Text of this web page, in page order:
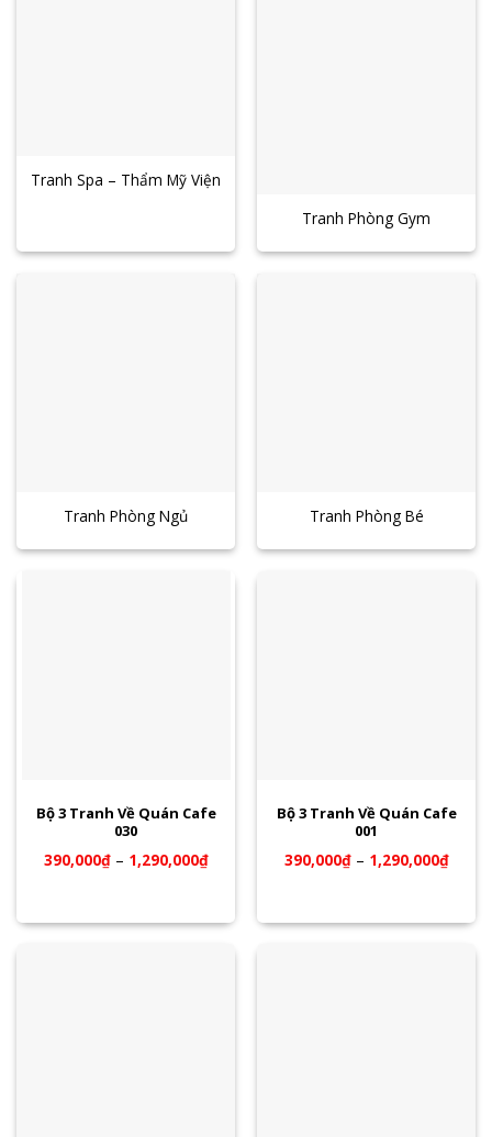
Tranh Spa – Thẩm Mỹ Viện
Tranh Phòng Gym
Tranh Phòng Ngủ Tranh Phòng Bé
Bộ 3 Tranh Về Quán Cafe
030
390,000₫– 1,290,000₫
Bộ 3 Tranh Về Quán Cafe
001
390,000₫– 1,290,000₫